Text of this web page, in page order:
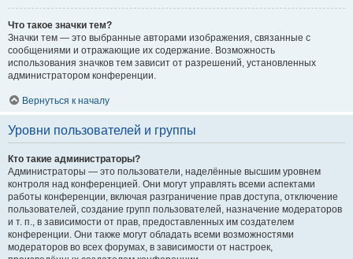
Что такое значки тем?
Значки тем — это выбранные авторами изображения, связанные с
сообщениями и отражающие их содержание. Возможность
использования значков тем зависит от разрешений, установленных
администратором конференции.
Вернуться к началу
Уровни пользователей и группы
Кто такие администраторы?
Администраторы — это пользователи, наделённые высшим уровнем
контроля над конференцией. Они могут управлять всеми аспектами
работы конференции, включая разграничение прав доступа, отключение
пользователей, создание групп пользователей, назначение модераторов
и т. п., в зависимости от прав, предоставленных им создателем
конференции. Они также могут обладать всеми возможностями
модераторов во всех форумах, в зависимости от настроек,